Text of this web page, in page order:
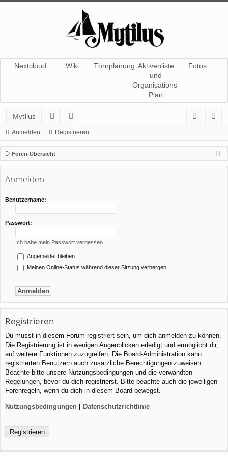
Nextcloud Wiki Törnplanung Aktivenliste
und
Organisations-
Plan
Fotos
Mytilus
or
en
itg
lie
de
m
el
ist
rie
Anmelden Registrieren
Foren-Übersicht
Anmelden
Benutzername:
Passwort:
Ich habe mein Passwort vergessen
Angemeldet bleiben
Meinen Online-Status während dieser Sitzung verbergen
Registrieren
Du musst in diesem Forum registriert sein, um dich anmelden zu können.
Die Registrierung ist in wenigen Augenblicken erledigt und ermöglicht dir,
auf weitere Funktionen zuzugreifen. Die Board-Administration kann
registrierten Benutzern auch zusätzliche Berechtigungen zuweisen.
Beachte bitte unsere Nutzungsbedingungen und die verwandten
Regelungen, bevor du dich registrierst. Bitte beachte auch die jeweiligen
Forenregeln, wenn du dich in diesem Board bewegst.
Nutzungsbedingungen | Datenschutzrichtlinie
Registrieren